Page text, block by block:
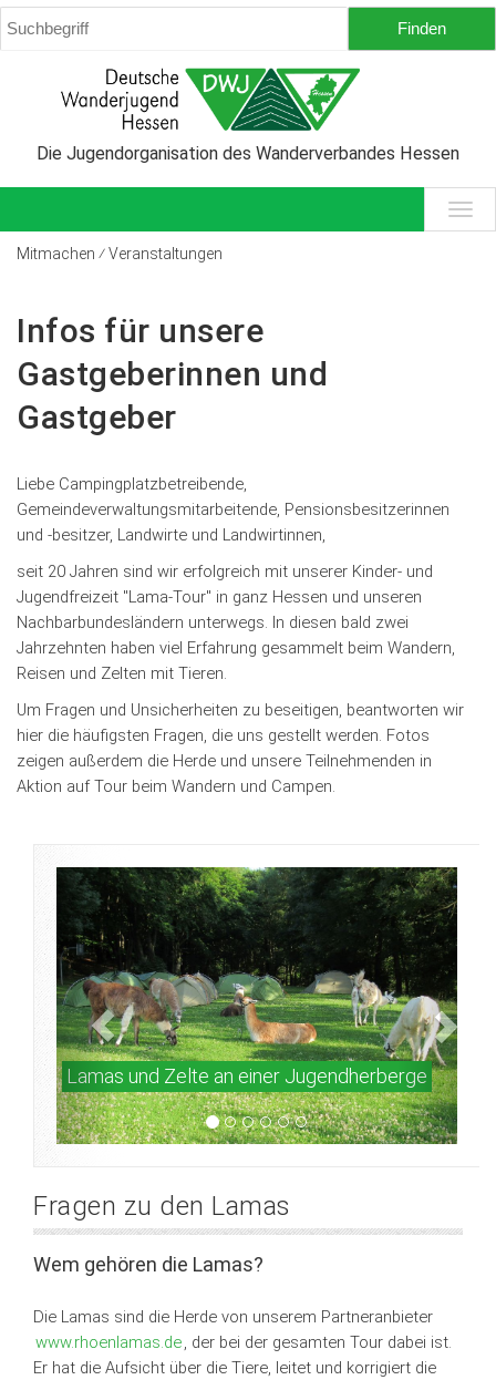
Die Jugendorganisation des Wanderverbandes Hessen
Mitmachen ⁄ Veranstaltungen
Infos für unsere
Gastgeberinnen und
Gastgeber
Liebe Campingplatzbetreibende,
Gemeindeverwaltungsmitarbeitende, Pensionsbesitzerinnen
und -besitzer, Landwirte und Landwirtinnen,
seit 20 Jahren sind wir erfolgreich mit unserer Kinder- und
Jugendfreizeit "Lama-Tour" in ganz Hessen und unseren
Nachbarbundesländern unterwegs. In diesen bald zwei
Jahrzehnten haben viel Erfahrung gesammelt beim Wandern,
Reisen und Zelten mit Tieren.
Um Fragen und Unsicherheiten zu beseitigen, beantworten wir
hier die häufigsten Fragen, die uns gestellt werden. Fotos
zeigen außerdem die Herde und unsere Teilnehmenden in
Aktion auf Tour beim Wandern und Campen.
Lamas und Zelte an einer Jugendherberge
Previous Next
Fragen zu den Lamas
Wem gehören die Lamas?
Die Lamas sind die Herde von unserem Partneranbieter
www.rhoenlamas.de, der bei der gesamten Tour dabei ist.
Er hat die Aufsicht über die Tiere, leitet und korrigiert die